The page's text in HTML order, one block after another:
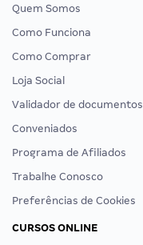
Quem Somos
Como Funciona
Como Comprar
Loja Social
Validador de documentos
Conveniados
Programa de Afiliados
Trabalhe Conosco
Preferências de Cookies
CURSOS ONLINE